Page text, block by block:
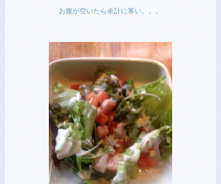
お腹が空いたら余計に寒い。。。